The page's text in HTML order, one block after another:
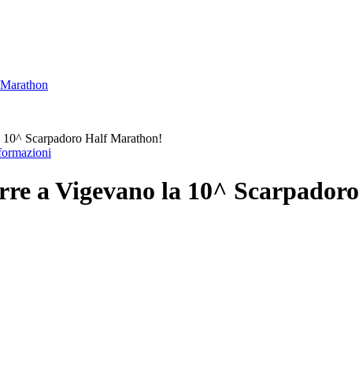
Scarpadoro Half Marathon!
a Vigevano la 10^